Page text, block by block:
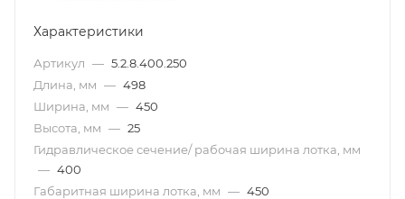
Характеристики
Артикул — 5.2.8.400.250
Длина, мм — 498
Ширина, мм — 450
Высота, мм — 25
Гидравлическое сечение/ рабочая ширина лотка, мм
— 400
Габаритная ширина лотка, мм — 450